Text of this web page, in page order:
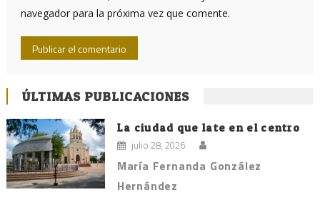
navegador para la próxima vez que comente.
ÚLTIMAS PUBLICACIONES
La ciudad que late en el centro
julio 28, 2026
María Fernanda González
Hernández